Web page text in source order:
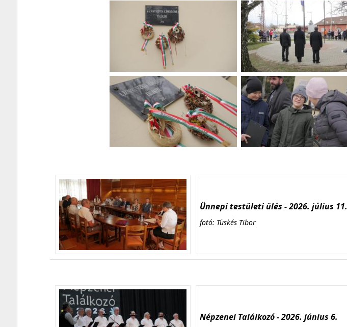
Ünnepi testületi ülés - 2026. július 11.
fotó: Tüskés Tibor
Népzenei Találkozó - 2026. június 6.